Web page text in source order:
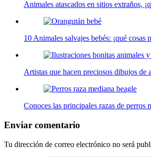
Animales atascados en sitios extraños,
10 Animales salvajes bebés: ¡qué cosas
Artistas que hacen preciosos dibujos de
Conoces las principales razas de perros
Enviar comentario
Tu dirección de correo electrónico no será